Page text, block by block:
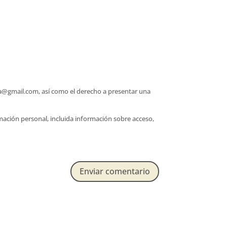
así como el derecho a presentar una
personal, incluida información sobre acceso,
Enviar comentario